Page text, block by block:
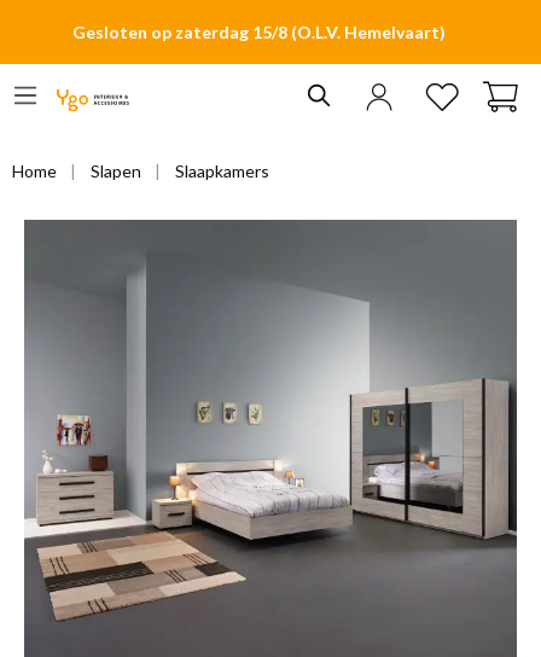
Gesloten op zaterdag 15/8 (O.L.V. Hemelvaart)
Home Slapen Slaapkamers